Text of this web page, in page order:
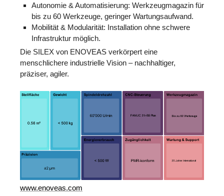
Autonomie & Automatisierung: Werkzeugmagazin für
bis zu 60 Werkzeuge, geringer Wartungsaufwand.
Mobilität & Modularität: Installation ohne schwere
Infrastruktur möglich.
Die SILEX von ENOVEAS verkörpert eine
menschlichere industrielle Vision – nachhaltiger,
präziser, agiler.
www.enoveas.com